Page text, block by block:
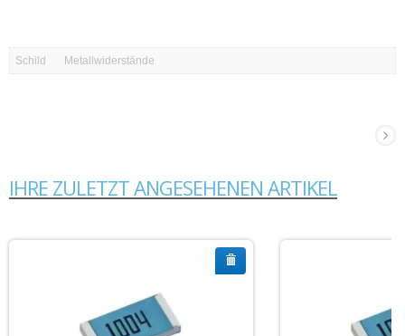
Schild Metallwiderstände
IHRE ZULETZT ANGESEHENEN ARTIKEL